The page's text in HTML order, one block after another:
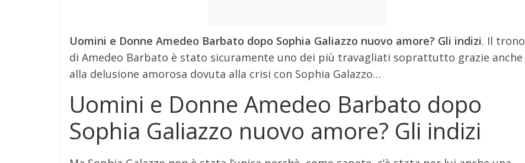
Uomini e Donne Amedeo Barbato dopo Sophia Galiazzo nuovo amore? Gli indizi. Il trono
di Amedeo Barbato è stato sicuramente uno dei più travagliati soprattutto grazie anche
alla delusione amorosa dovuta alla crisi con Sophia Galazzo…
Uomini e Donne Amedeo Barbato dopo
Sophia Galiazzo nuovo amore? Gli indizi